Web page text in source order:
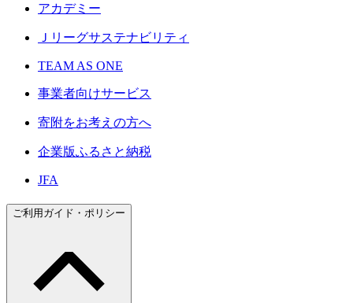
アカデミー
Ｊリーグサステナビリティ
TEAM AS ONE
事業者向けサービス
寄附をお考えの方へ
企業版ふるさと納税
JFA
ご利用ガイド・ポリシー